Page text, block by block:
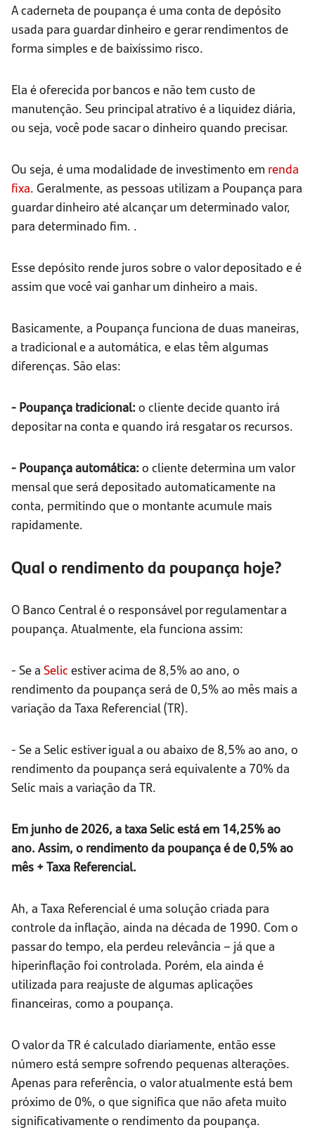
A caderneta de poupança é uma conta de depósito
usada para guardar dinheiro e gerar rendimentos de
forma simples e de baixíssimo risco.
Ela é oferecida por bancos e não tem custo de
manutenção. Seu principal atrativo é a liquidez diária,
ou seja, você pode sacar o dinheiro quando precisar.
Ou seja, é uma modalidade de investimento em renda
fixa. Geralmente, as pessoas utilizam a Poupança para
guardar dinheiro até alcançar um determinado valor,
para determinado fim. .
Esse depósito rende juros sobre o valor depositado e é
assim que você vai ganhar um dinheiro a mais.
Basicamente, a Poupança funciona de duas maneiras,
a tradicional e a automática, e elas têm algumas
diferenças. São elas:
- Poupança tradicional: o cliente decide quanto irá
depositar na conta e quando irá resgatar os recursos.
- Poupança automática: o cliente determina um valor
mensal que será depositado automaticamente na
conta, permitindo que o montante acumule mais
rapidamente.
Qual o rendimento da poupança hoje?
O Banco Central é o responsável por regulamentar a
poupança. Atualmente, ela funciona assim:
- Se a Selic estiver acima de 8,5% ao ano, o
rendimento da poupança será de 0,5% ao mês mais a
variação da Taxa Referencial (TR).
- Se a Selic estiver igual a ou abaixo de 8,5% ao ano, o
rendimento da poupança será equivalente a 70% da
Selic mais a variação da TR.
Em junho de 2026, a taxa Selic está em 14,25% ao
ano. Assim, o rendimento da poupança é de 0,5% ao
mês + Taxa Referencial.
Ah, a Taxa Referencial é uma solução criada para
controle da inflação, ainda na década de 1990. Com o
passar do tempo, ela perdeu relevância – já que a
hiperinflação foi controlada. Porém, ela ainda é
utilizada para reajuste de algumas aplicações
financeiras, como a poupança.
O valor da TR é calculado diariamente, então esse
número está sempre sofrendo pequenas alterações.
Apenas para referência, o valor atualmente está bem
próximo de 0%, o que significa que não afeta muito
significativamente o rendimento da poupança.